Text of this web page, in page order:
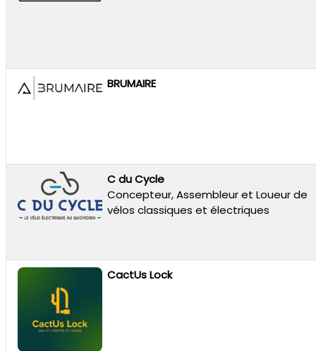
BRUMAIRE
C du Cycle
Concepteur, Assembleur et Loueur de
vélos classiques et électriques
CactUs Lock